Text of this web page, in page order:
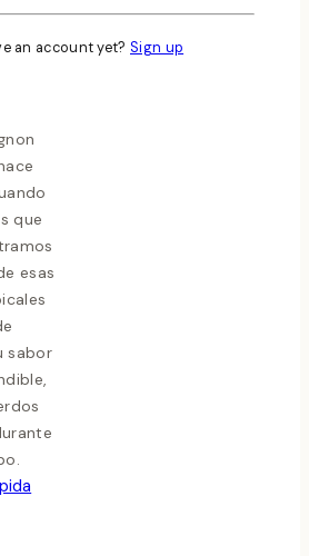
que
esas
sabor
an account yet? Sign up